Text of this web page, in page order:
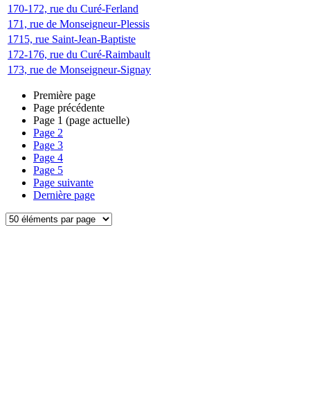
170-172, rue du Curé-Ferland
171, rue de Monseigneur-Plessis
1715, rue Saint-Jean-Baptiste
172-176, rue du Curé-Raimbault
173, rue de Monseigneur-Signay
Première page
Page précédente
Page 1 (page actuelle)
Page 2
Page 3
Page 4
Page 5
Page suivante
Dernière page